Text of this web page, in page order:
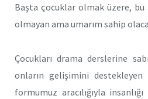
Başta çocuklar olmak üzere, bu
olmayan ama umarım sahip
Çocukları drama derslerine
onların gelişimini
formumuz aracılığıyla